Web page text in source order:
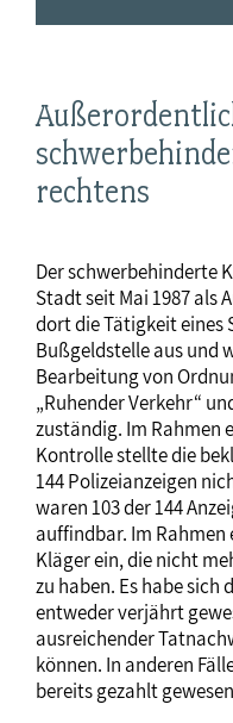
rechtens
Der schwerbehinderte
Stadt seit Mai 1987 als
dort die Tätigkeit eines
Bußgeldstelle aus und
Bearbeitung von
„Ruhender Verkehr“
zuständig. Im Rahmen
Kontrolle stellte die
144 Polizeianzeigen
waren 103 der 144
auffindbar. Im
Kläger ein, die nicht
zu haben. Es habe sich
entweder verjährt
ausreichender
können. In anderen
bereits gezahlt